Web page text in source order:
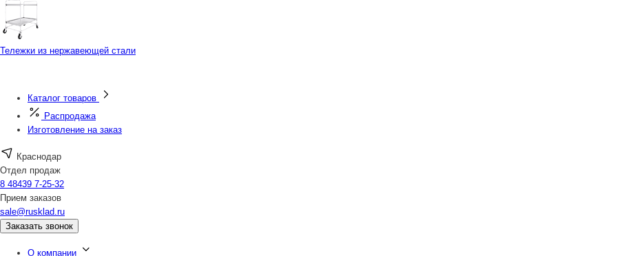
Тележки из нержавеющей стали
Каталог товаров
Распродажа
Изготовление на заказ
Краснодар
Отдел продаж
8 48439 7-25-32
Прием заказов
sale@rusklad.ru
Заказать звонок
О компании